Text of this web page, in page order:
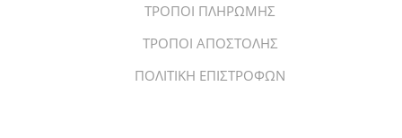
ΤΡΟΠΟΙ ΠΛΗΡΩΜΗΣ
ΤΡΟΠΟΙ ΑΠΟΣΤΟΛΗΣ
ΠΟΛΙΤΙΚΗ ΕΠΙΣΤΡΟΦΩΝ